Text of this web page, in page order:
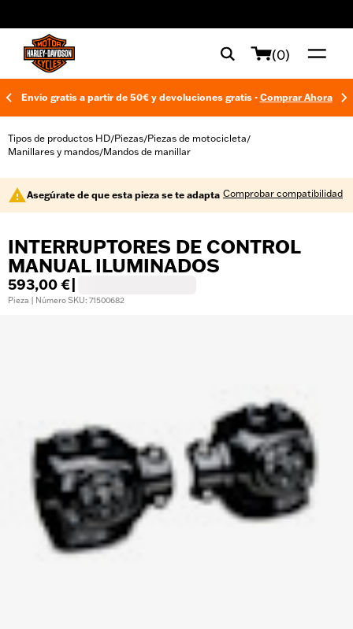
(0)
Envío gratis a partir de 50€ y devoluciones gratis - Comprar Ahora
Tipos de productos HD/Piezas/Piezas de motocicleta/
Manillares y mandos/Mandos de manillar
Asegúrate de que esta pieza se te adapta Comprobar compatibilidad
INTERRUPTORES DE CONTROL
MANUAL ILUMINADOS
593,00 €
Pieza | Número SKU: 71500682